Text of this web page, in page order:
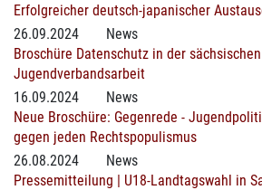
Erfolgreicher deutsch-japanischer
26.09.2024
News
Broschüre Datenschutz in der
Jugendverbandsarbeit
16.09.2024
News
Neue Broschüre: Gegenrede -
gegen jeden Rechtspopulismus
26.08.2024
News
Pressemitteilung | U18-Landtagswahl in